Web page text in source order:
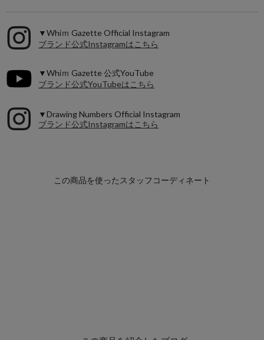
▼Whiｍ Gazette Official Instagram
ブランド公式Instagramはこちら
▼Whiｍ Gazette 公式YouTube
ブランド公式YouTubeはこちら
▼Drawing Numbers Official Instagram
ブランド公式Instagramはこちら